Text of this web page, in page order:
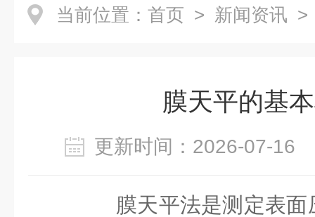
当前位置： 首页 > 新闻资讯 >
膜天平的基
更新时间：2026-07-
膜天平法是测定表面